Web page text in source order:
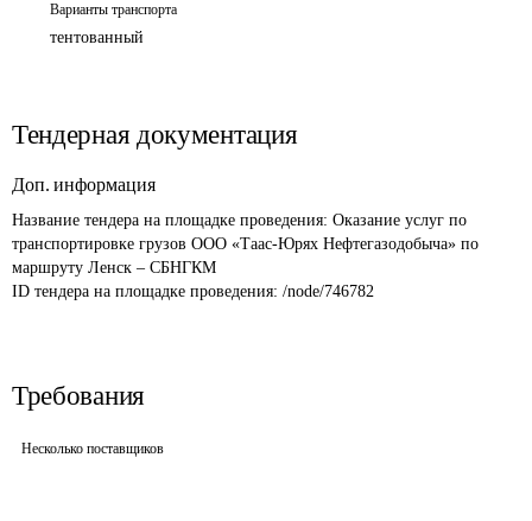
Варианты транспорта
тентованный
Тендерная документация
Доп. информация
Название тендера на площадке проведения: Оказание услуг по
транспортировке грузов ООО «Таас-Юрях Нефтегазодобыча» по
маршруту Ленск – СБНГКМ
ID тендера на площадке проведения: /node/746782
Требования
Несколько поставщиков